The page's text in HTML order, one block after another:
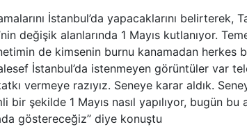
İstanbul’da yapacaklarını belirterek,
değişik alanlarında 1 Mayıs kutlanıyor.
de kimsenin burnu kanamadan herkes
İstanbul’da istenmeyen görüntüler var
vermeye razıyız. Seneye karar aldık.
bir şekilde 1 Mayıs nasıl yapılıyor, bugün
göstereceğiz” diye konuştu